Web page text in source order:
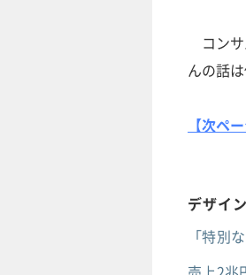
コンサ
んの話
【次ペ
デザイ
「特別